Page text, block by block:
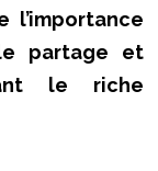
l’importance
partage et
le riche